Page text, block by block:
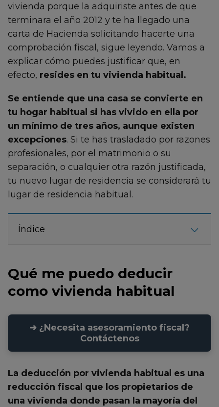
vivienda porque la adquiriste antes de que
terminara el año 2012 y te ha llegado una
carta de Hacienda solicitando hacerte una
comprobación fiscal, sigue leyendo. Vamos a
explicar cómo puedes justificar que, en
efecto, resides en tu vivienda habitual.
Se entiende que una casa se convierte en
tu hogar habitual si has vivido en ella por
un mínimo de tres años, aunque existen
excepciones. Si te has trasladado por razones
profesionales, por el matrimonio o su
separación, o cualquier otra razón justificada,
tu nuevo lugar de residencia se considerará tu
lugar de residencia habitual.
Índice
Qué me puedo deducir
como vivienda habitual
➜ ¿Necesita asesoramiento fiscal?
Contáctenos
La deducción por vivienda habitual es una
reducción fiscal que los propietarios de
una vivienda donde pasan la mayoría del